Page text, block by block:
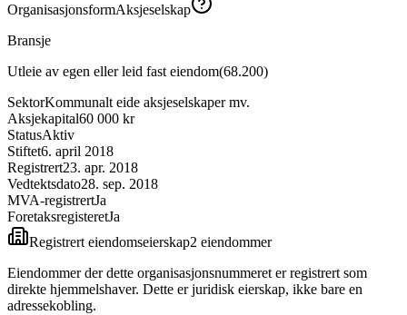
OrganisasjonsformAksjeselskap
Bransje
Utleie av egen eller leid fast eiendom(68.200)
SektorKommunalt eide aksjeselskaper mv.
Aksjekapital60 000 kr
StatusAktiv
Stiftet6. april 2018
Registrert23. apr. 2018
Vedtektsdato28. sep. 2018
MVA-registrertJa
ForetaksregisteretJa
Registrert eiendomseierskap2 eiendommer
Eiendommer der dette organisasjonsnummeret er registrert som
direkte hjemmelshaver. Dette er juridisk eierskap, ikke bare en
adressekobling.